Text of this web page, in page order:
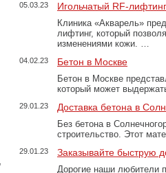
05.03.23 Игольчатый RF-
Клиника «Акварель»
лифтинг, который
изменениями кожи. …
04.02.23 Бетон в Москве
Бетон в Москве
который может
29.01.23 Доставка бетона в
Без бетона в
строительство. Этот
29.01.23 Заказывайте быструю
Дорогие наши любители